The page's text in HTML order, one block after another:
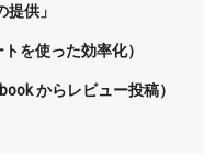
供」
を使った効率化）
からレビュー投稿）